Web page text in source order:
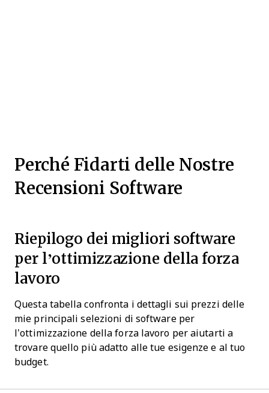
Perché Fidarti delle Nostre
Recensioni Software
Riepilogo dei migliori software
per l’ottimizzazione della forza
lavoro
Questa tabella confronta i dettagli sui prezzi delle
mie principali selezioni di software per
l’ottimizzazione della forza lavoro per aiutarti a
trovare quello più adatto alle tue esigenze e al tuo
budget.